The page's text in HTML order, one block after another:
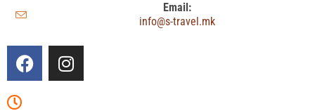
Email:
info@s-travel.mk